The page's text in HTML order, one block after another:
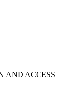
AND ACCESS